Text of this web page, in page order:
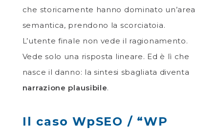
che storicamente hanno dominato un’area
semantica, prendono la scorciatoia.
L’utente finale non vede il ragionamento.
Vede solo una risposta lineare. Ed è lì che
nasce il danno: la sintesi sbagliata diventa
narrazione plausibile.
Il caso WpSEO / “WP